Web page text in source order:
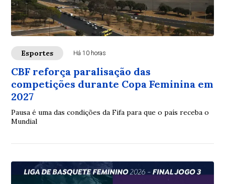
Esportes Há 10 horas
CBF reforça paralisação das
competições durante Copa Feminina em
2027
Pausa é uma das condições da Fifa para que o país receba o
Mundial